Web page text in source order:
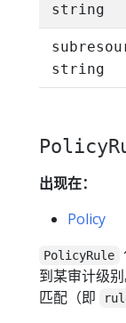
string
string
出现在：
Policy
PolicyRule
到某审计级
匹配（即